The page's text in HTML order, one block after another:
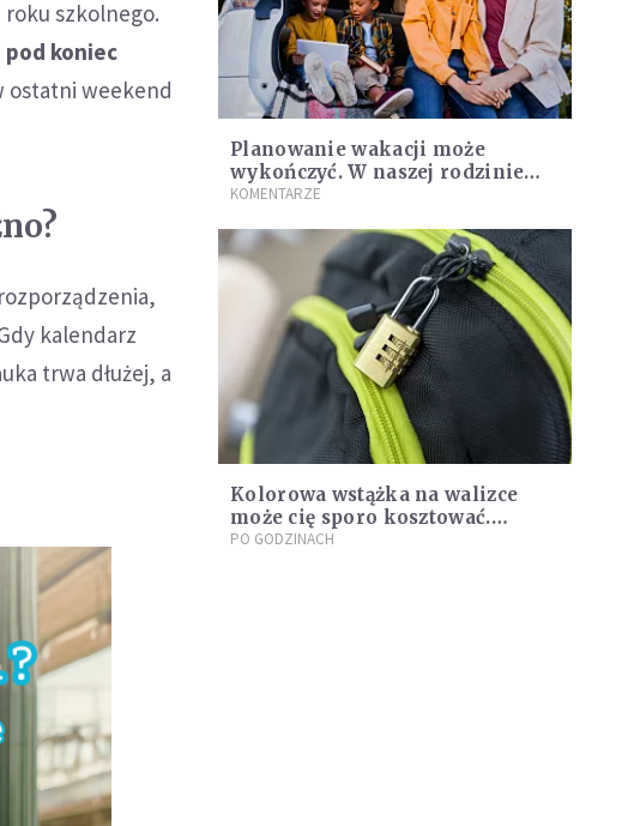
szkolnego.
pod koniec
ostatni weekend
kalendarz
trwa dłużej, a
Planowanie wakacji może
wykończyć. W naszej rodzinie
ratuje nas te sześć zasad
KOMENTARZE
Kolorowa wstążka na walizce
może cię sporo kosztować.
Eksperci ostrzegają podróżnych
PO GODZINACH